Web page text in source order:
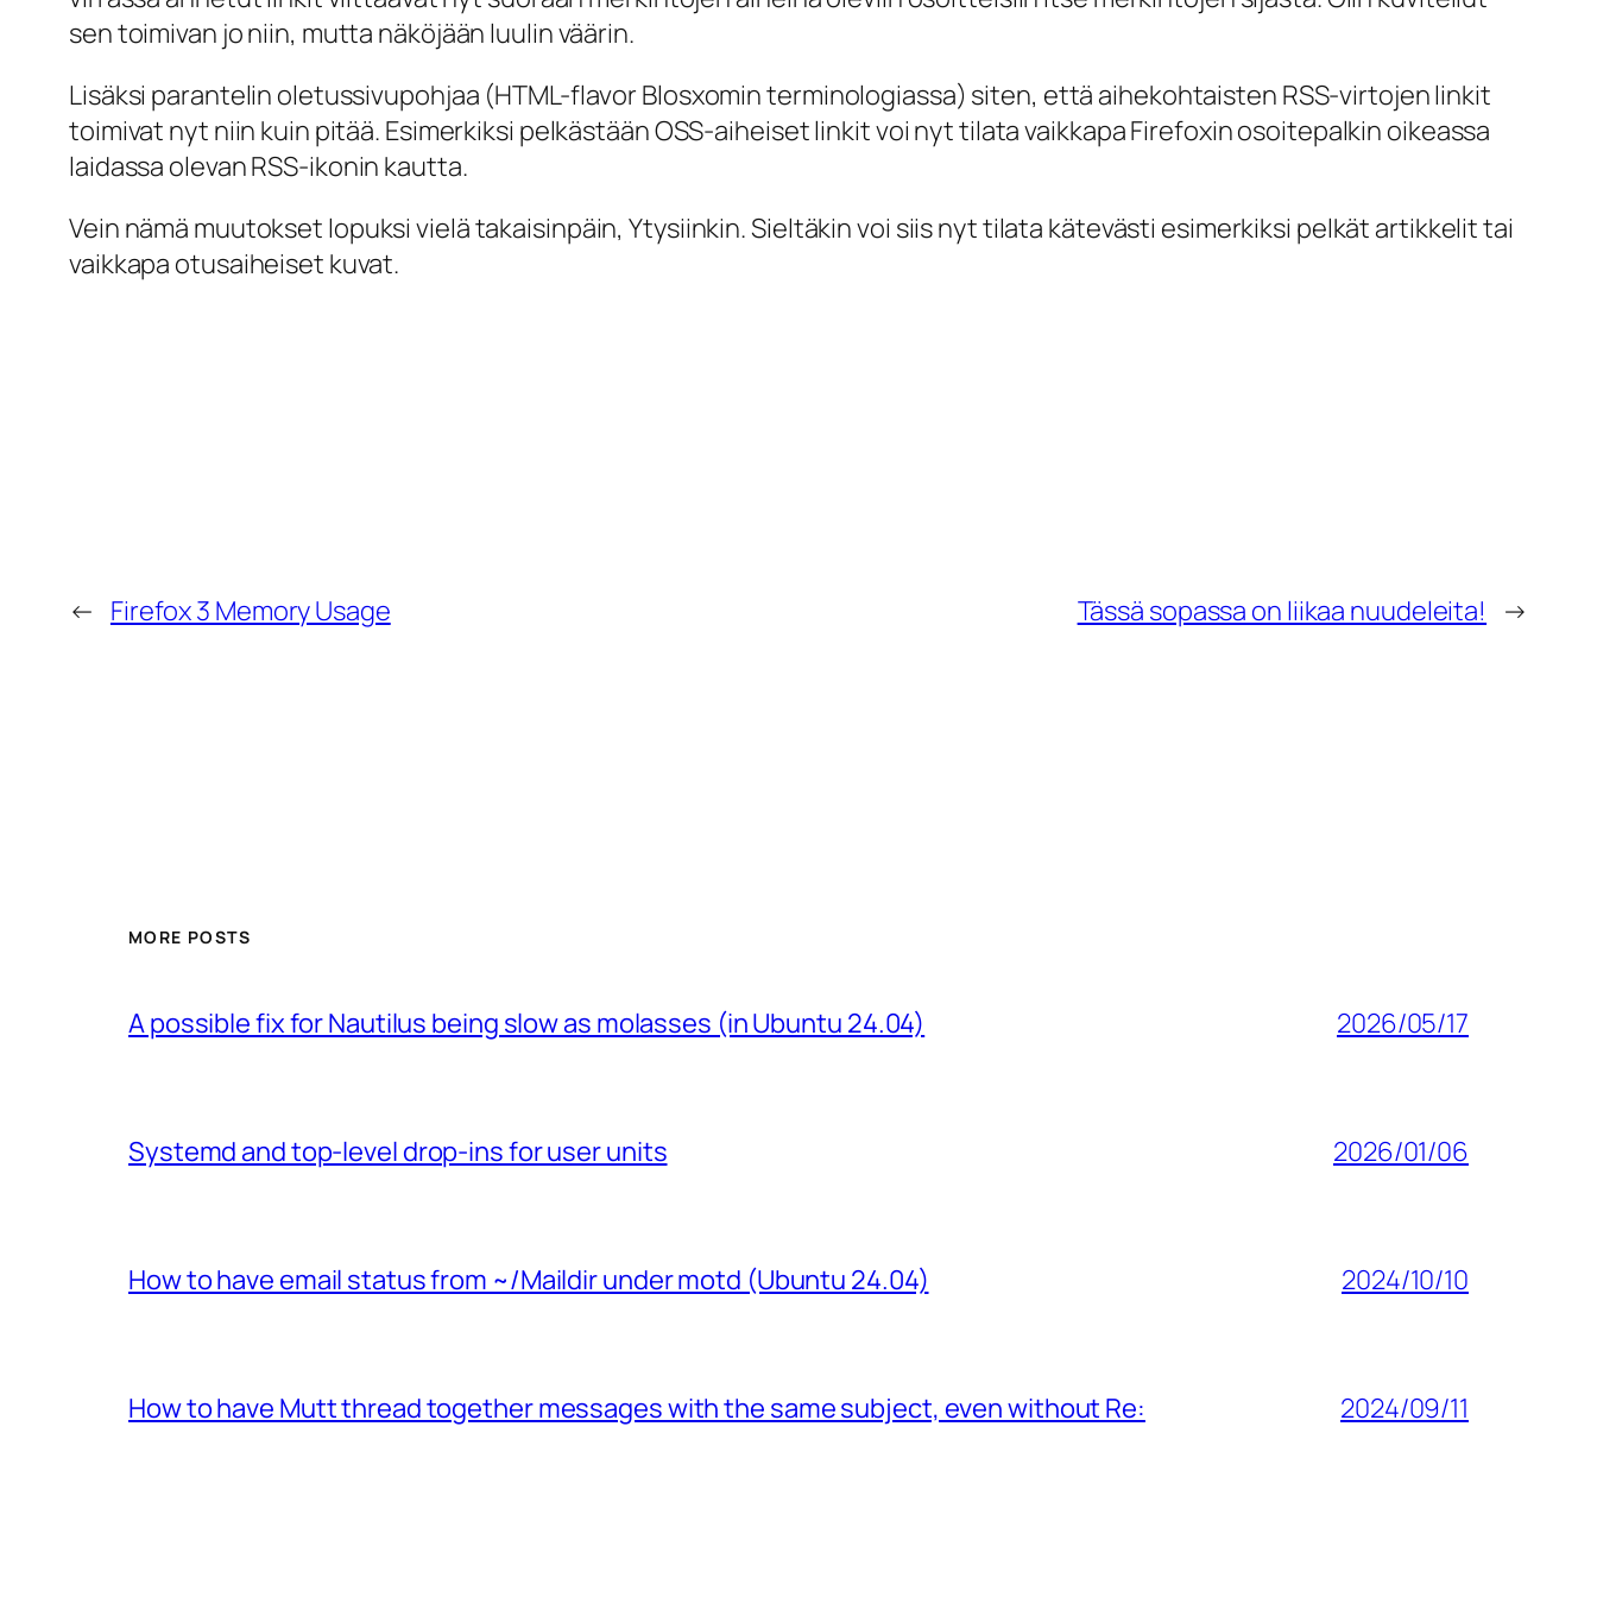
sen toimivan jo niin, mutta näköjään luulin väärin.
Lisäksi parantelin oletussivupohjaa (HTML-flavor Blosxomin terminologiassa) siten, että aihekohtaisten RSS-virtojen linkit
toimivat nyt niin kuin pitää. Esimerkiksi pelkästään OSS-aiheiset linkit voi nyt tilata vaikkapa Firefoxin osoitepalkin oikeassa
laidassa olevan RSS-ikonin kautta.
Vein nämä muutokset lopuksi vielä takaisinpäin, Ytysiinkin. Sieltäkin voi siis nyt tilata kätevästi esimerkiksi pelkät artikkelit tai
vaikkapa otusaiheiset kuvat.
← Firefox 3 Memory Usage Tässä sopassa on liikaa nuudeleita! →
MORE POSTS
A possible fix for Nautilus being slow as molasses (in Ubuntu 24.04) 2026/05/17
Systemd and top-level drop-ins for user units 2026/01/06
How to have email status from ~/Maildir under motd (Ubuntu 24.04) 2024/10/10
How to have Mutt thread together messages with the same subject, even without Re: 2024/09/11